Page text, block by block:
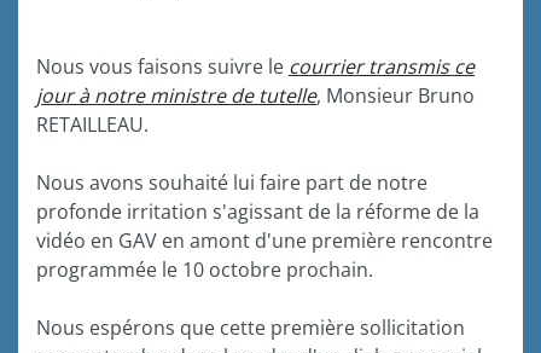
Nous vous faisons suivre le courrier transmis ce
jour à notre ministre de tutelle, Monsieur Bruno
RETAILLEAU.
Nous avons souhaité lui faire part de notre
profonde irritation s'agissant de la réforme de la
vidéo en GAV en amont d'une première rencontre
programmée le 10 octobre prochain.
Nous espérons que cette première sollicitation